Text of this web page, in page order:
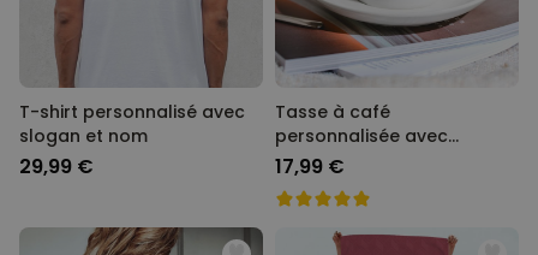
T-shirt personnalisé avec
slogan et nom
29,99 €
Tasse à café
personnalisée avec
monogramme
17,99 €